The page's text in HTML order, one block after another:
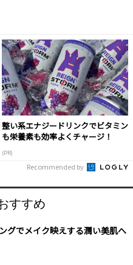
整い系エナジードリンクでビタミン
も栄養素も効率よくチャージ！
(PR)
Recommended by
すすめ
グでメイク映えする潤い美肌へ